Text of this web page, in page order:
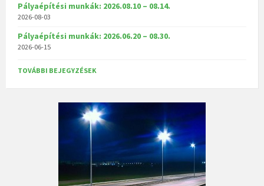
Pályaépítési munkák: 2026.08.10 – 08.14.
2026-08-03
Pályaépítési munkák: 2026.06.20 – 08.30.
2026-06-15
TOVÁBBI BEJEGYZÉSEK